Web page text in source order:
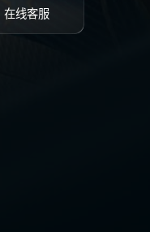
在线客服